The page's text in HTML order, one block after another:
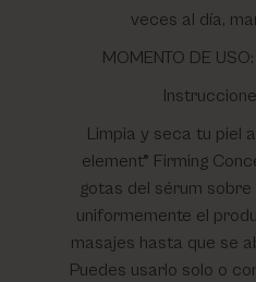
veces al día,
MOMENTO DE
Limpia y seca tu piel
element® Firming
gotas del sérum
uniformemente el
masajes hasta que se
Puedes usarlo solo o